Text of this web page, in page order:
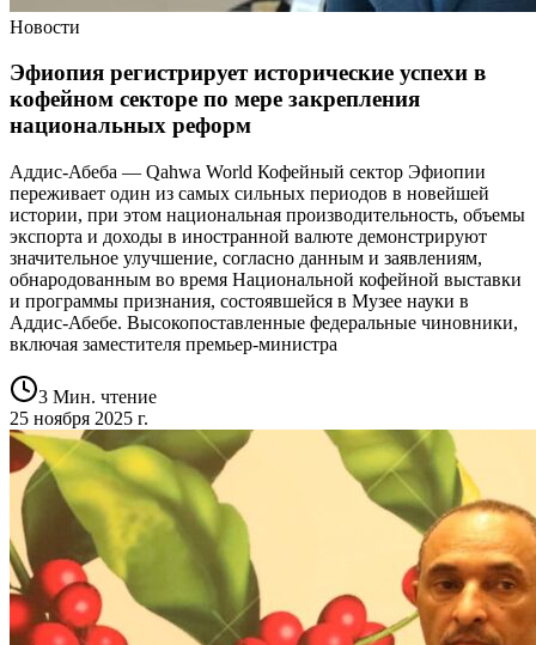
Новости
Эфиопия регистрирует исторические успехи в
кофейном секторе по мере закрепления
национальных реформ
Аддис-Абеба — Qahwa World Кофейный сектор Эфиопии
переживает один из самых сильных периодов в новейшей
истории, при этом национальная производительность, объемы
экспорта и доходы в иностранной валюте демонстрируют
значительное улучшение, согласно данным и заявлениям,
обнародованным во время Национальной кофейной выставки
и программы признания, состоявшейся в Музее науки в
Аддис-Абебе. Высокопоставленные федеральные чиновники,
включая заместителя премьер-министра
3 Мин. чтение
25 ноября 2025 г.